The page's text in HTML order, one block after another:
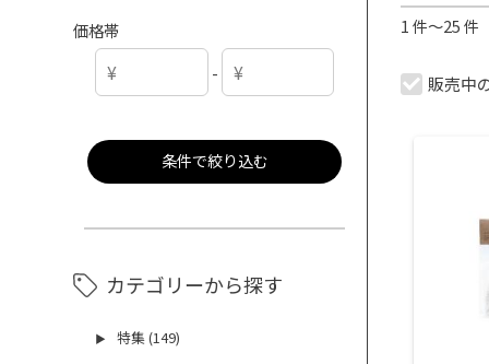
価格帯
-
条件で絞り込む
カテゴリーから探す
▶ 特集 (149)
1 件～25 件
販売中